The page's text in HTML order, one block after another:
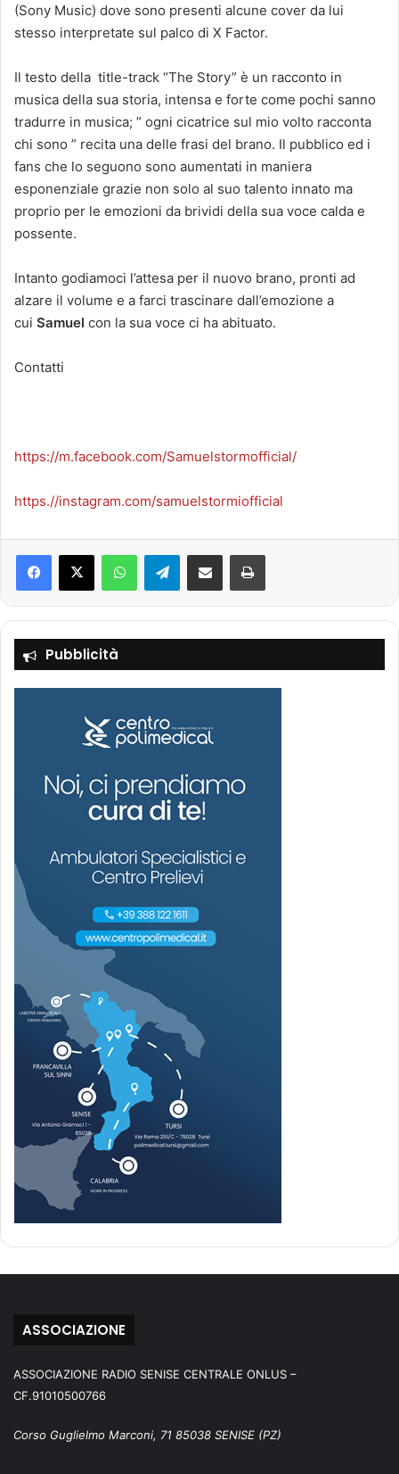
(Sony Music) dove sono presenti alcune cover da lui
stesso interpretate sul palco di X Factor.
Il testo della title-track “The Story” è un racconto in
musica della sua storia, intensa e forte come pochi sanno
tradurre in musica; ” ogni cicatrice sul mio volto racconta
chi sono ” recita una delle frasi del brano. Il pubblico ed i
fans che lo seguono sono aumentati in maniera
esponenziale grazie non solo al suo talento innato ma
proprio per le emozioni da brividi della sua voce calda e
possente.
Intanto godiamoci l’attesa per il nuovo brano, pronti ad
alzare il volume e a farci trascinare dall’emozione a
cui Samuel con la sua voce ci ha abituato.
Contatti
https://m.facebook.com/Samuelstormofficial/
https.//instagram.com/samuelstormiofficial
Telegram
Pubblicità
ASSOCIAZIONE
ASSOCIAZIONE RADIO SENISE CENTRALE ONLUS –
CF.91010500766
Corso Guglielmo Marconi, 71 85038 SENISE (PZ)